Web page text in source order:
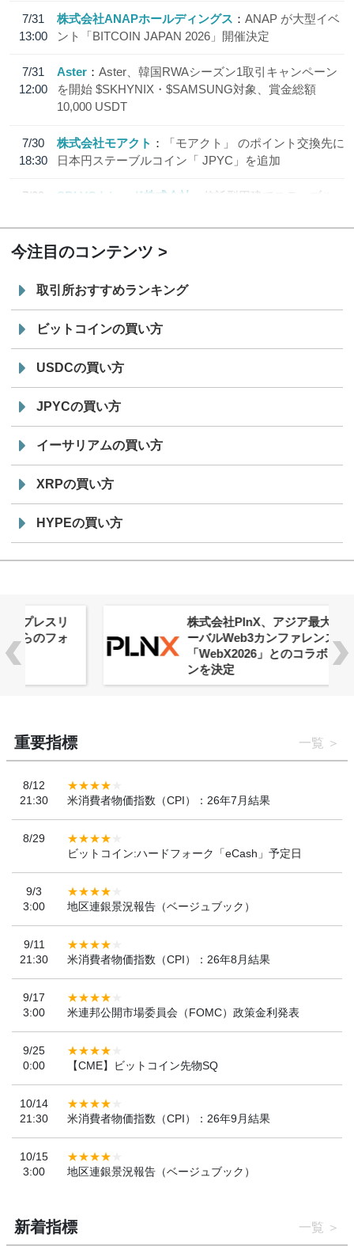
7/31
13:00
株式会社ANAPホールディングス
ANAP が大型イベ
ント「BITCOIN JAPAN 2026」開催決定
7/31
12:00
Aster
Aster、韓国RWAシーズン1取引キャンペーン
を開始 $SKHYNIX・$SAMSUNG対象、賞金総額
10,000 USDT
7/30
18:30
株式会社モアクト
「モアクト」 のポイント交換先に
日本円ステーブルコイン「 JPYC」を追加
7/29
SBI VCトレード株式会社
信託型円建てステーブル
今注目のコンテンツ
取引所おすすめランキング
ビットコインの買い方
USDCの買い方
JPYCの買い方
イーサリアムの買い方
XRPの買い方
HYPEの買い方
株式会社PlnX、アジア最大級のグロ
ーバルWeb3カンファレンス
「WebX2026」とのコラボレーショ
重要指標 一覧
8/12
21:30
米消費者物価指数（CPI）：26年7月結果
8/29
ビットコイン:ハードフォーク「eCash」予定日
9/3
3:00
地区連銀景況報告（ベージュブック）
9/11
21:30
米消費者物価指数（CPI）：26年8月結果
9/17
3:00
米連邦公開市場委員会（FOMC）政策金利発表
9/25
0:00
【CME】ビットコイン先物SQ
10/14
21:30
米消費者物価指数（CPI）：26年9月結果
10/15
3:00
地区連銀景況報告（ベージュブック）
新着指標 一覧